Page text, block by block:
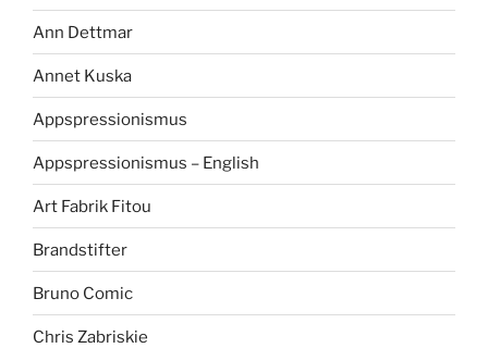
Ann Dettmar
Annet Kuska
Appspressionismus
Appspressionismus – English
Art Fabrik Fitou
Brandstifter
Bruno Comic
Chris Zabriskie